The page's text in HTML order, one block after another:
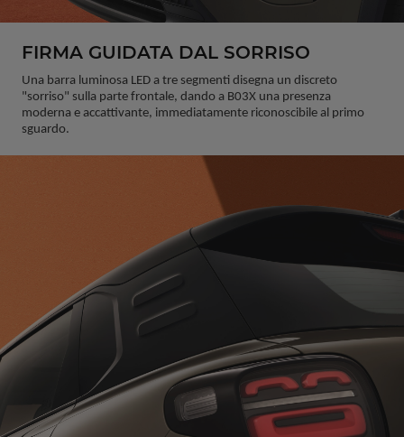
FIRMA GUIDATA DAL SORRISO
Una barra luminosa LED a tre segmenti disegna un discreto
"sorriso" sulla parte frontale, dando a B03X una presenza
moderna e accattivante, immediatamente riconoscibile al primo
sguardo.